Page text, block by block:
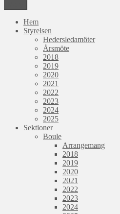
Hem
Styrelsen
Hedersledamöter
Årsmöte
2018
2019
2020
2021
2022
2023
2024
2025
Sektioner
Boule
Arrangemang
2018
2019
2020
2021
2022
2023
2024